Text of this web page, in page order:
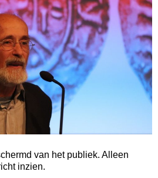
van het publiek. Alleen
inzien.